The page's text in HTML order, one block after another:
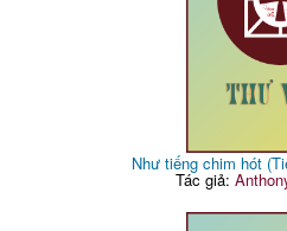
Như tiếng chim hót
Tác giả: